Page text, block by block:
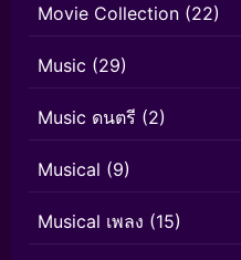
Movie Collection (22)
Music (29)
Music ดนตรี (2)
Musical (9)
Musical เพลง (15)